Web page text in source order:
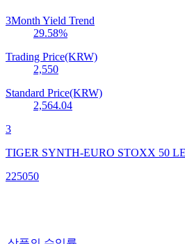
3Month Yield Trend
29.58%
Trading Price(KRW)
2,550
Standard Price(KRW)
2,564.04
3
TIGER SYNTH-EURO STOXX 50
225050